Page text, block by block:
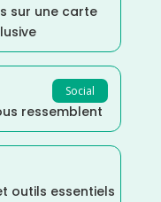
sur une carte
Social
ressemblent
outils essentiels